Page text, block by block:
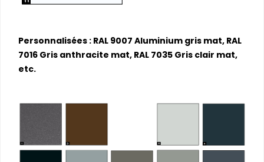
Personnalisées : RAL 9007 Aluminium gris mat, RAL
7016 Gris anthracite mat, RAL 7035 Gris clair mat,
etc.